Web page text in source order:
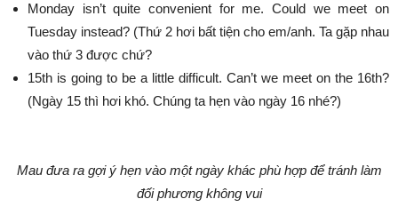
Monday isn’t quite convenient for me. Could we meet on
Tuesday instead? (Thứ 2 hơi bất tiện cho em/anh. Ta gặp nhau
vào thứ 3 được chứ?
15th is going to be a little difficult. Can’t we meet on the 16th?
(Ngày 15 thì hơi khó. Chúng ta hẹn vào ngày 16 nhé?)
Mau đưa ra gợi ý hẹn vào một ngày khác phù hợp để tránh làm
đối phương không vui